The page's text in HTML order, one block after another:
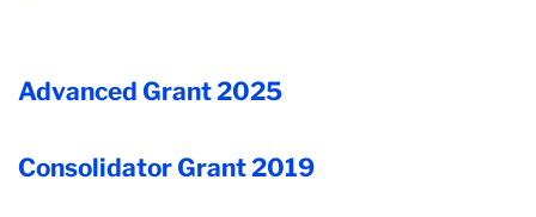
Advanced Grant2025
Consolidator Grant2019